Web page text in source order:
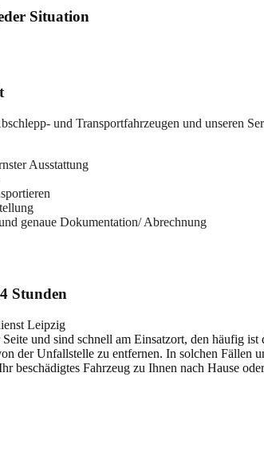
Situation
und Transportfahrzeugen und unseren
Ausstattung
genaue Dokumentation/ Abrechnung
Stunden
Leipzig
und sind schnell am Einsatzort, den häufig
der Unfallstelle zu entfernen. In solchen
beschädigtes Fahrzeug zu Ihnen nach Hause